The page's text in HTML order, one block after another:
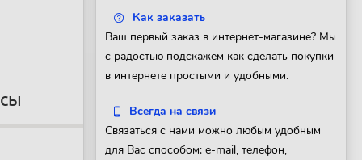
Как заказать
Ваш первый заказ в интернет-магазине? Мы
с радостью подскажем как сделать покупки
в интернете простыми и удобными.
Всегда на связи
Связаться с нами можно любым удобным
для Вас способом: e-mail, телефон,